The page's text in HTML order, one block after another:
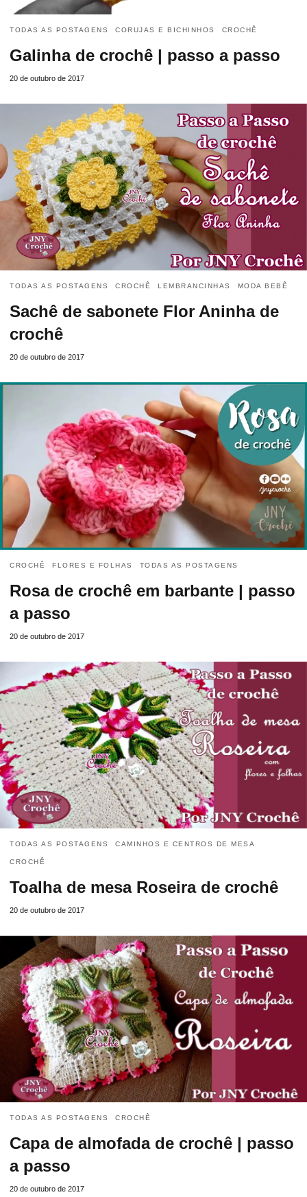
TODAS AS POSTAGENS CORUJAS E BICHINHOS CROCHÊ
Galinha de crochê | passo a passo
20 de outubro de 2017
TODAS AS POSTAGENS CROCHÊ LEMBRANCINHAS MODA BEBÊ
Sachê de sabonete Flor Aninha de
crochê
20 de outubro de 2017
CROCHÊ FLORES E FOLHAS TODAS AS POSTAGENS
Rosa de crochê em barbante | passo
a passo
20 de outubro de 2017
TODAS AS POSTAGENS CAMINHOS E CENTROS DE MESA
CROCHÊ
Toalha de mesa Roseira de crochê
20 de outubro de 2017
TODAS AS POSTAGENS CROCHÊ
Capa de almofada de crochê | passo
a passo
20 de outubro de 2017